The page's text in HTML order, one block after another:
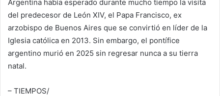
Argentina había esperado durante mucho tiempo la visita
del predecesor de León XIV, el Papa Francisco, ex
arzobispo de Buenos Aires que se convirtió en líder de la
Iglesia católica en 2013. Sin embargo, el pontífice
argentino murió en 2025 sin regresar nunca a su tierra
natal.
– TIEMPOS/